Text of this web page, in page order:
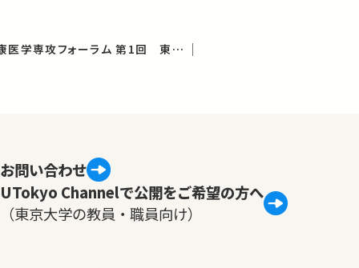
医学系研究科 公共健康医学専攻フォーラム 第1回 東日本大震災の健康被害：公衆衛生に何ができるか
お問い合わせ
UTokyo Channelで公開をご希望の方へ
（東京大学の教員・職員向け）